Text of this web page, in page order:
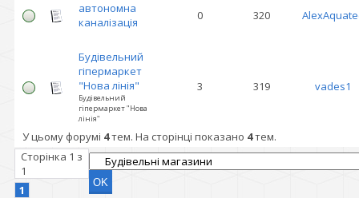
автономна
каналізація
0 320
Будівельний
гіпермаркет
"Нова лінія"
Будівельний
гіпермаркет "Нова
лінія"
3 319 vades1
У цьому форумі 4тем. На сторінці показано 4тем.
Сторінка 1 з
1
1